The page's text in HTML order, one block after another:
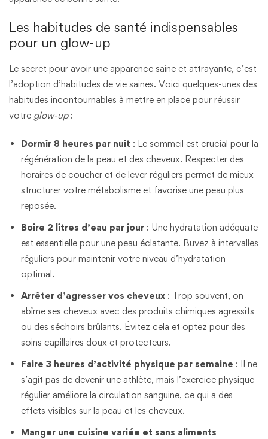
Les habitudes de santé indispensables
pour un glow-up
Le secret pour avoir une apparence saine et attrayante, c’est
l’adoption d’habitudes de vie saines. Voici quelques-unes des
habitudes incontournables à mettre en place pour réussir
votre glow-up:
Dormir 8 heures par nuit : Le sommeil est crucial pour la
régénération de la peau et des cheveux. Respecter des
horaires de coucher et de lever réguliers permet de mieux
structurer votre métabolisme et favorise une peau plus
reposée.
Boire 2 litres d’eau par jour : Une hydratation adéquate
est essentielle pour une peau éclatante. Buvez à intervalles
réguliers pour maintenir votre niveau d’hydratation
optimal.
Arrêter d’agresser vos cheveux : Trop souvent, on
abîme ses cheveux avec des produits chimiques agressifs
ou des séchoirs brûlants. Évitez cela et optez pour des
soins capillaires doux et protecteurs.
Faire 3 heures d’activité physique par semaine : Il ne
s’agit pas de devenir une athlète, mais l’exercice physique
régulier améliore la circulation sanguine, ce qui a des
effets visibles sur la peau et les cheveux.
Manger une cuisine variée et sans aliments